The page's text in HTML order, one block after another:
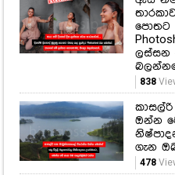
කාසල්රි
ඔන්න
ගැන
478
තවත්
විතරක්
ජීවිතේ
840